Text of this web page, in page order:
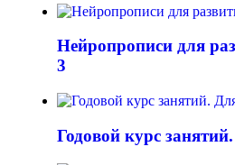
Нейропрописи для
3
Годовой курс